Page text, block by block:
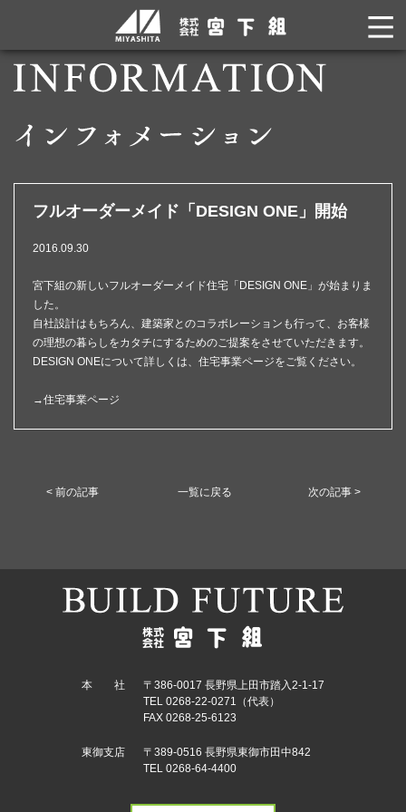
フルオーダーメイド「DESIGN ONE」開始
2016.09.30
宮下組の新しいフルオーダーメイド住宅「DESIGN ONE」が始まりま
した。
自社設計はもちろん、建築家とのコラボレーションも行って、お客様
の理想の暮らしをカタチにするためのご提案をさせていただきます。
DESIGN ONEについて詳しくは、住宅事業ページをご覧ください。
→住宅事業ページ
< 前の記事 一覧に戻る 次の記事 >
本 社
〒386-0017 長野県上田市踏入2-1-17
TEL 0268-22-0271（代表）
FAX 0268-25-6123
東御支店
〒389-0516 長野県東御市田中842
TEL 0268-64-4400